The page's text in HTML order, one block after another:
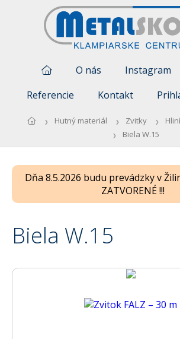
O nás Instagram
Referencie
Kontakt
Hutný materiál Zvitky
Biela W.15
Dňa 8.5.2026 budu prevádzky v
ZATVORENÉ !!!
Biela W.15